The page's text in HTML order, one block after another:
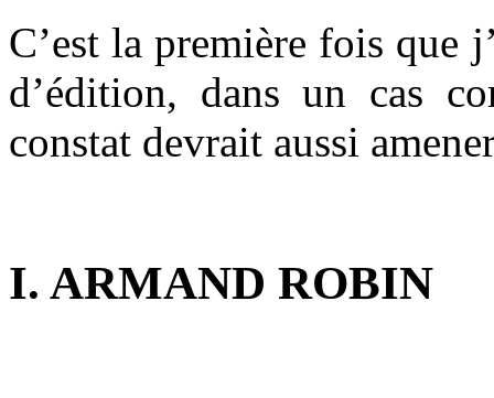
C’est la première fois que
d’édition, dans un cas
constat devrait aussi
I. ARMAND ROBIN